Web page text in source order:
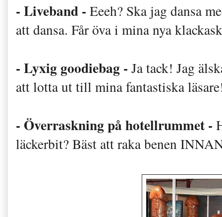
- Liveband - Eeeh? Ska jag dansa
att dansa. Får öva i mina nya
- Lyxig goodiebag - Ja tack! Jag
att lotta ut till mina fantastiska
- Överraskning på hotellrummet -
läckerbit? Bäst att raka benen